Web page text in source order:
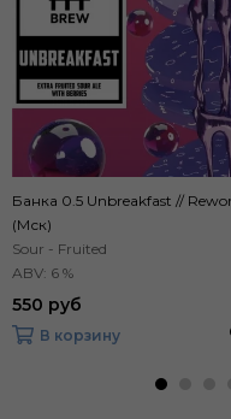
Банка 0.5 Unbreakfast //
(Мск)
Sour - Fruited
ABV: 6 %
550 руб
В корзину